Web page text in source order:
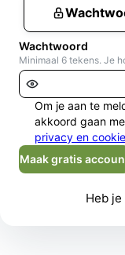
Wachtwoord
Minimaal 6 tekens. Je
Om je aan te
akkoord gaan
privacy en
Maak gratis
Heb